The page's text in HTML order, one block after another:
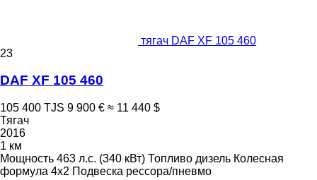
тягач DAF XF 105 460
23
DAF XF 105 460
105 400 TJS 9 900 € ≈ 11 440 $
Тягач
2016
1 км
Мощность 463 л.с. (340 кВт) Топливо дизель Колесная
формула 4x2 Подвеска рессора/пневмо